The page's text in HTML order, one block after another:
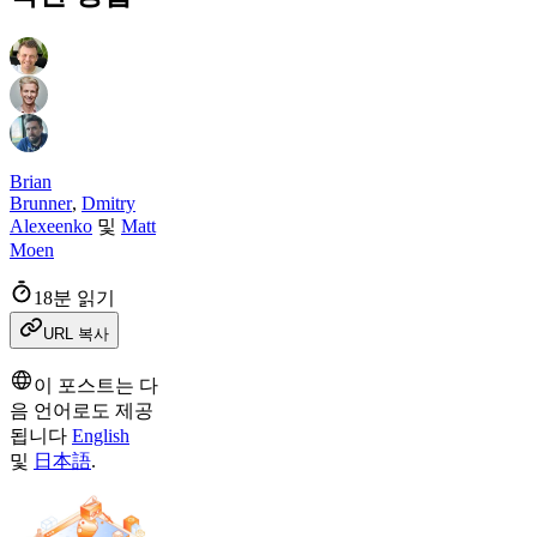
Brian
Brunner, Dmitry
Alexeenko 및 Matt
Moen
18분 읽기
URL 복사
이 포스트는 다
음 언어로도 제공
됩니다 English
및 日本語.